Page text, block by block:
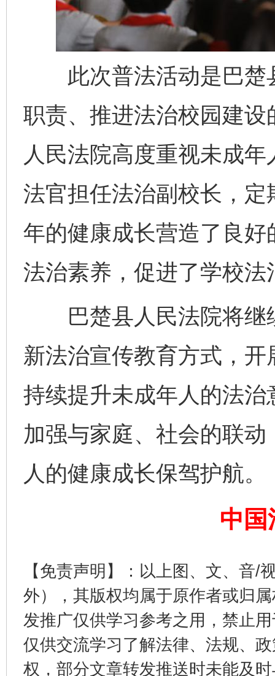
此次普法活动是巴楚
职责、推进法治校园建
人民法院高度重视未成
法官担任法治副校长，
年的健康成长营造了良
法治素养，促进了学校
巴楚县人民法院将继
新法治宣传教育方式，
持续提升未成年人的法
加强与家庭、社会的联
人的健康成长保驾护航。
中国
【免责声明】：以上图、文、音/
外），其版权均属于原作者或归
发推广仅供学习参考之用，禁止
仅供交流学习了解法律、法规、
权，部分文章转发推送时未能及
完善运行机制助力责任有效落实 一纸欠
受贿1.44亿！段成刚被判无期 从幼